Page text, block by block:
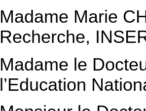
Madame Marie
Recherche,
Madame le
l’Education